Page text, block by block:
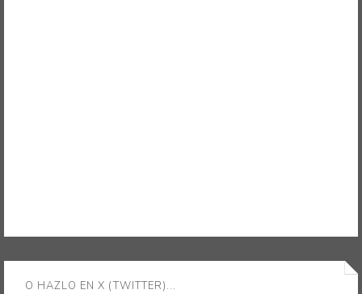
O HAZLO EN X (TWITTER)...